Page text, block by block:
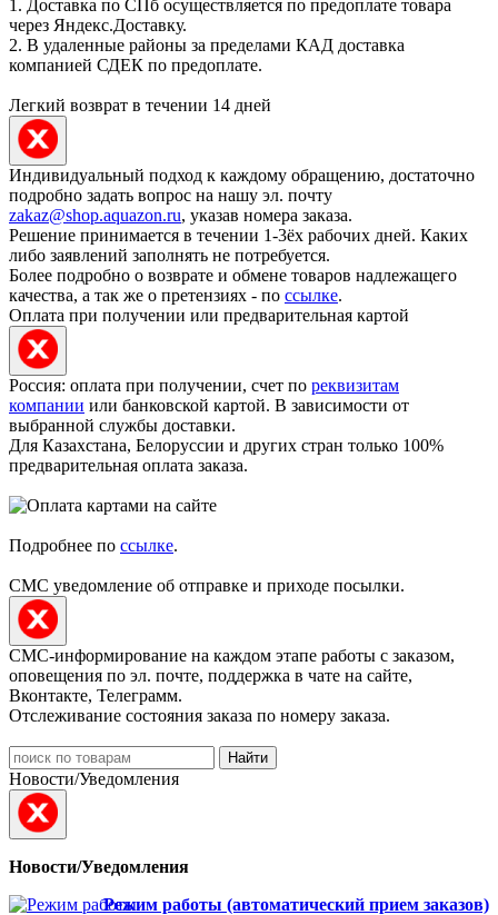
1. Доставка по СПб осуществляется по предоплате товара
через Яндекс.Доставку.
2. В удаленные районы за пределами КАД доставка
компанией СДЕК по предоплате.
Легкий возврат в течении 14 дней
Индивидуальный подход к каждому обращению, достаточно
подробно задать вопрос на нашу эл. почту
zakaz@shop.aquazon.ru, указав номера заказа.
Решение принимается в течении 1-3ёх рабочих дней. Каких
либо заявлений заполнять не потребуется.
Более подробно о возврате и обмене товаров надлежащего
качества, а так же о претензиях - по ссылке.
Оплата при получении или предварительная картой
Россия: оплата при получении, счет по реквизитам
компании или банковской картой. В зависимости от
выбранной службы доставки.
Для Казахстана, Белоруссии и других стран только 100%
предварительная оплата заказа.
Подробнее по ссылке.
СМС уведомление об отправке и приходе посылки.
СМС-информирование на каждом этапе работы с заказом,
оповещения по эл. почте, поддержка в чате на сайте,
Вконтакте, Телеграмм.
Отслеживание состояния заказа по номеру заказа.
Найти
Новости/Уведомления
Новости/Уведомления
Режим работы (автоматический прием заказов)